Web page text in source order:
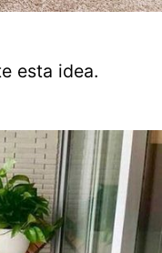
esta idea.